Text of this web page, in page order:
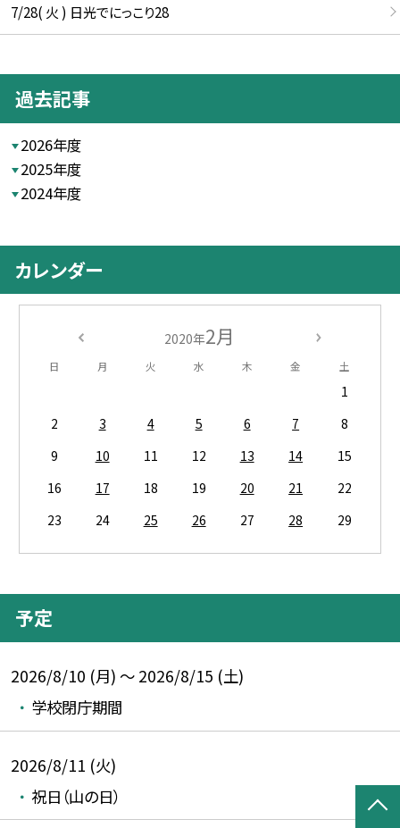
7/28( 火 ) 日光でにっこり28
過去記事
2026年度
2025年度
2024年度
カレンダー
2020年2月
日 月 火 水 木 金 土
1
2
3 4 5 6 7
8
9
10 11 12 13 14
15
16
17 18 19 20 21
22
23
24 25 26 27 28 29
予定
2026/8/10 (月) ～ 2026/8/15 (土)
学校閉庁期間
2026/8/11 (火)
祝日（山の日）